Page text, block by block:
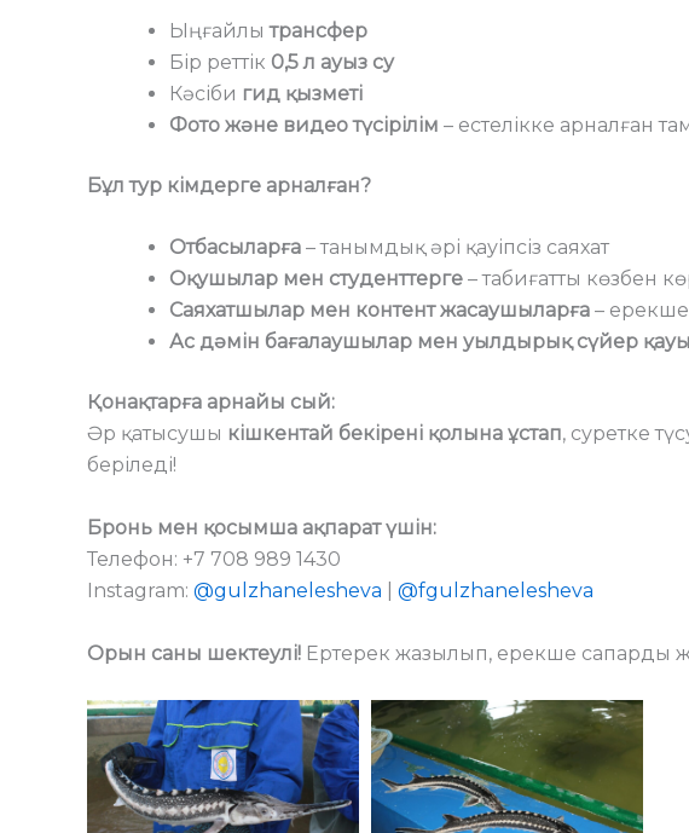
Ыңғайлытрансфер
Бір реттік 0,5 л ауыз су
Кәсіби гид қызметі
Фото және видео түсірілім – естелікке арналған
Бұл тур кімдерге арналған?
Отбасыларға – танымдық әрі қауіпсіз саяхат
Оқушылар мен студенттерге – табиғатты көзбен
Саяхатшылар мен контент жасаушыларға –
Ас дәмін бағалаушылар мен уылдырық сүйер
Қонақтарға арнайы сый:
Әр қатысушы кішкентай бекірені қолына ұстап, суретке
беріледі!
Бронь мен қосымша ақпарат үшін:
Телефон: +7 708 989 1430
Instagram: @gulzhanelesheva @fgulzhanelesheva
Орын саны шектеулі! Ертерек жазылып, ерекше сапарды